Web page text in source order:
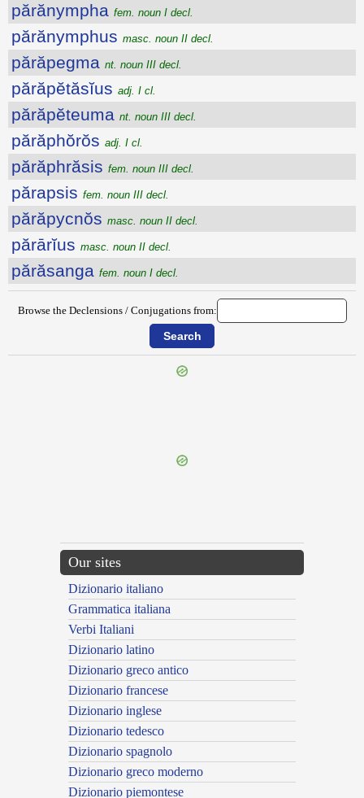
părănympha fem. noun I decl.
părănymphus masc. noun II decl.
părăpegma nt. noun III decl.
părăpĕtăsĭus adj. I cl.
părăpĕteuma nt. noun III decl.
părăphŏrŏs adj. I cl.
părăphrăsis fem. noun III decl.
părapsis fem. noun III decl.
părăpycnŏs masc. noun II decl.
părārĭus masc. noun II decl.
părăsanga fem. noun I decl.
Browse the Declensions / Conjugations from:
Our sites
Dizionario italiano
Grammatica italiana
Verbi Italiani
Dizionario latino
Dizionario greco antico
Dizionario francese
Dizionario inglese
Dizionario tedesco
Dizionario spagnolo
Dizionario greco moderno
Dizionario piemontese